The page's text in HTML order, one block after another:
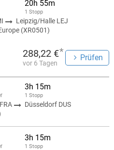
20h 55m
1 Stopp
Leipzig/Halle LEJ
(XR0501)
288,22 €*
vor 6 Tagen
Prüfen
3h 15m
1 Stopp
Düsseldorf DUS
3h 15m
1 Stopp